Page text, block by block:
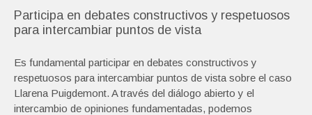
Participa en debates constructivos y respetuosos
para intercambiar puntos de vista
Es fundamental participar en debates constructivos y
respetuosos para intercambiar puntos de vista sobre el caso
Llarena Puigdemont. A través del diálogo abierto y el
intercambio de opiniones fundamentadas, podemos